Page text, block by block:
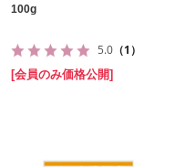
100g
5.0 （1）
[会員のみ価格公開]